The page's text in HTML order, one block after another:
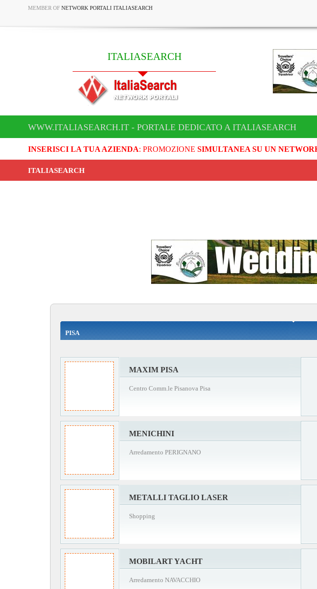
MEMBER OF NETWORK PORTALI ITALIASEARCH
ITALIASEARCH
WWW.ITALIASEARCH.IT - PORTALE DEDICATO A ITALIASEARCH
INSERISCI LA TUA AZIENDA: PROMOZIONE SIMULTANEA SU UN
ITALIASEARCH
PISA
MAXIM PISA
Centro Comm.le Pisanova Pisa
MENICHINI
Arredamento PERIGNANO
METALLI TAGLIO LASER
Shopping
MOBILART YACHT
Arredamento NAVACCHIO